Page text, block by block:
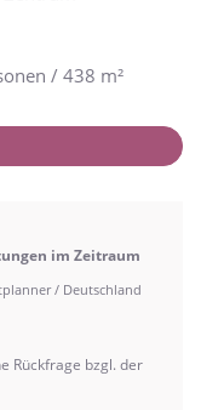
/ 438 m²
im Zeitraum
/ Deutschland
Rückfrage bzgl. der